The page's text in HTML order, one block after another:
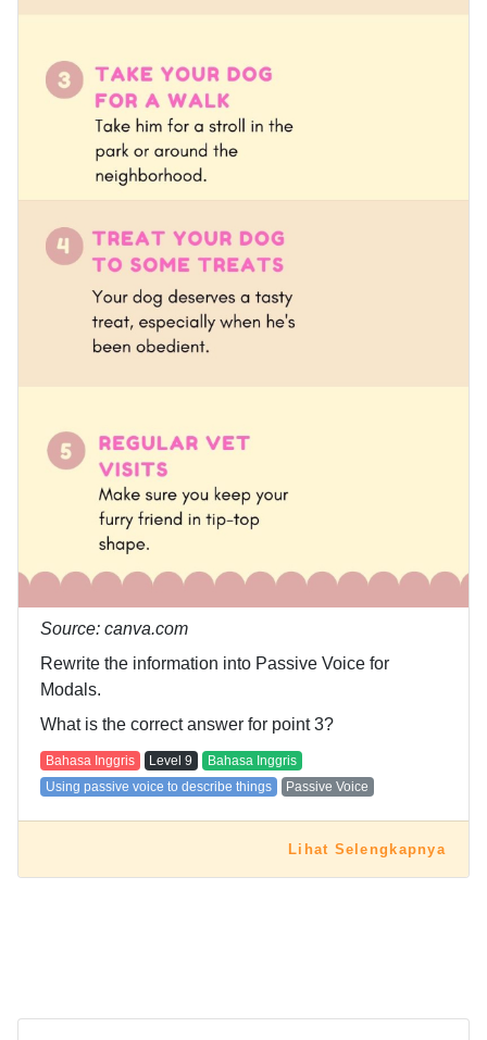
Source: canva.com
Rewrite the information into Passive Voice for
Modals.
What is the correct answer for point 3?
Bahasa Inggris Level 9
Bahasa Inggris
Using passive voice to describe things
Passive Voice
Lihat Selengkapnya